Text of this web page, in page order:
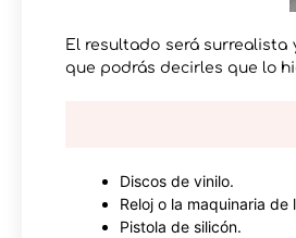
El resultado será surrealista
que podrás decirles que lo
Discos de vinilo.
Reloj o la maquinaria
Pistola de silicón.